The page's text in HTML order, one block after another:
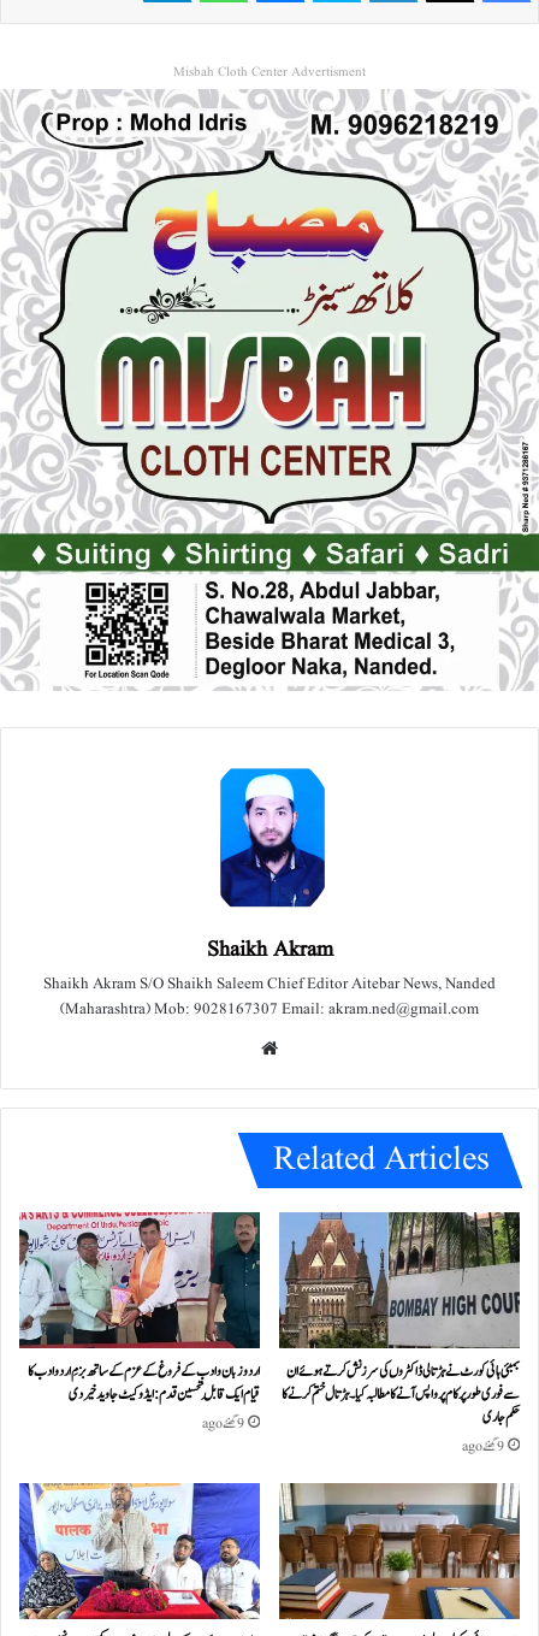
Misbah Cloth Center Advertisment
Shaikh Akram
Shaikh Akram S/O Shaikh Saleem Chief Editor Aitebar News, Nanded
(Maharashtra) Mob: 9028167307 Email: akram.ned@gmail.com
e
Related Articles
بمبئی ہائی کورٹ نے ہڑتالی ڈاکٹروں کی سرزنش کرتے ہوئے ان
سے فوری طور پر کام پر واپس آنے کا مطالبہ کیا۔ہڑتال ختم کرنے کا
حکم جاری
9 گھنٹے ago
اردو زبان و ادب کے فروغ کے عزم کے ساتھ بزمِ اردو ادب کا
قیام ایک قابلِ تحسین قدم : ایڈوکیٹ جاوید خیردی
9 گھنٹے ago